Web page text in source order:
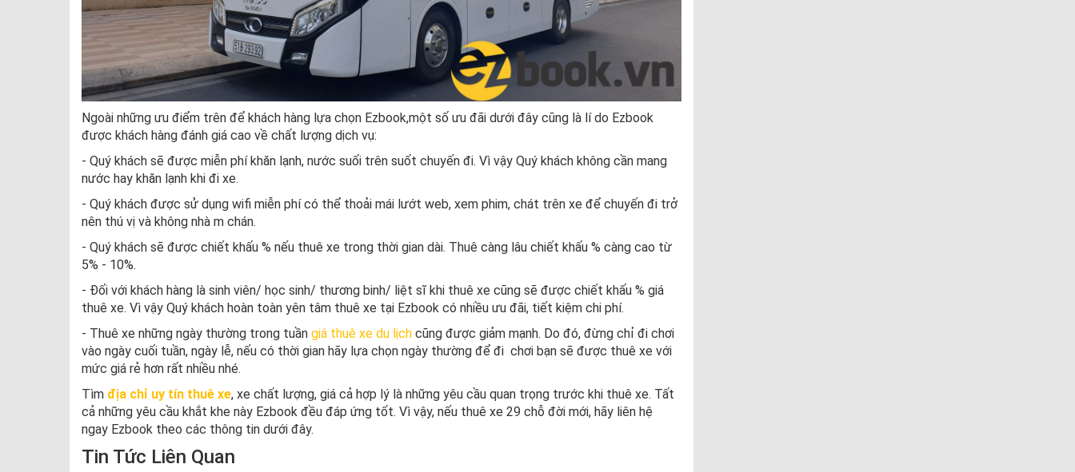
Ngoài những ưu điểm trên để khách hàng lựa chọn Ezbook,một số ưu đãi dưới đây cũng là lí do Ezbook
được khách hàng đánh giá cao về chất lượng dịch vụ:
- Quý khách sẽ được miễn phí khăn lạnh, nước suối trên suốt chuyến đi. Vì vậy Quý khách không cần mang
nước hay khăn lạnh khi đi xe.
- Quý khách được sử dụng wifi miễn phí có thể thoải mái lướt web, xem phim, chát trên xe để chuyến đi trở
nên thú vị và không nhà m chán.
- Quý khách sẽ được chiết khấu % nếu thuê xe trong thời gian dài. Thuê càng lâu chiết khấu % càng cao từ
5% - 10%.
- Đối với khách hàng là sinh viên/ học sinh/ thương binh/ liệt sĩ khi thuê xe cũng sẽ được chiết khấu % giá
thuê xe. Vì vậy Quý khách hoàn toàn yên tâm thuê xe tại Ezbook có nhiều ưu đãi, tiết kiệm chi phí.
- Thuê xe những ngày thường trong tuần giá thuê xe du lịch cũng được giảm mạnh. Do đó, đừng chỉ đi chơi
vào ngày cuối tuần, ngày lễ, nếu có thời gian hãy lựa chọn ngày thường để đi chơi bạn sẽ được thuê xe với
mức giá rẻ hơn rất nhiều nhé.
Tìm địa chỉ uy tín thuê xe, xe chất lượng, giá cả hợp lý là những yêu cầu quan trọng trước khi thuê xe. Tất
cả những yêu cầu khắt khe này Ezbook đều đáp ứng tốt. Vì vậy, nếu thuê xe 29 chỗ đời mới, hãy liên hệ
ngay Ezbook theo các thông tin dưới đây.
Tin Tức Liên Quan